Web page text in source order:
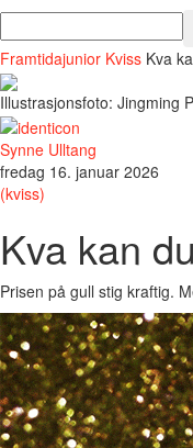
Framtidajunior Kviss Kva
Illustrasjonsfoto: Jingming
Synne Ulltang
fredag 16. januar 2026
(kviss)
Kva kan
Prisen på gull stig kraftig.